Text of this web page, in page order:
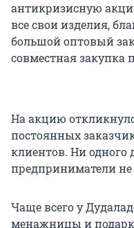
антикризисную
все свои изделия,
большой оптовый
совместная закупка
На акцию
постоянных
клиентов. Ни одного
предприниматели не
Чаще всего у
менажницы и